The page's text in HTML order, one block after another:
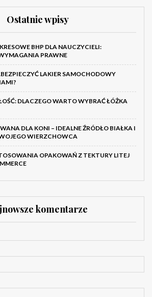
Ostatnie wpisy
BHP DLA NAUCZYCIELI:
PRAWNE
LAKIER SAMOCHODOWY
DLACZEGO WARTO WYBRAĆ ŁÓŻKA
DLA KONI – IDEALNE ŹRÓDŁO BIAŁKA I
WIERZCHOWCA
OPAKOWAŃ Z TEKTURY LITEJ
komentarze